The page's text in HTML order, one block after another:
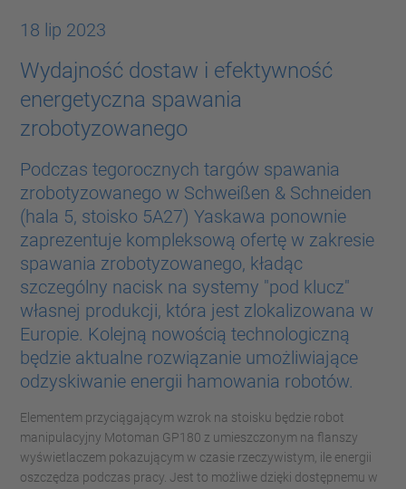
18 lip 2023
Wydajność dostaw i efektywność
energetyczna spawania
zrobotyzowanego
Podczas tegorocznych targów spawania
zrobotyzowanego w Schweißen & Schneiden
(hala 5, stoisko 5A27) Yaskawa ponownie
zaprezentuje kompleksową ofertę w zakresie
spawania zrobotyzowanego, kładąc
szczególny nacisk na systemy "pod klucz"
własnej produkcji, która jest zlokalizowana w
Europie. Kolejną nowością technologiczną
będzie aktualne rozwiązanie umożliwiające
odzyskiwanie energii hamowania robotów.
Elementem przyciągającym wzrok na stoisku będzie robot
manipulacyjny Motoman GP180 z umieszczonym na flanszy
wyświetlaczem pokazującym w czasie rzeczywistym, ile energii
oszczędza podczas pracy. Jest to możliwe dzięki dostępnemu w